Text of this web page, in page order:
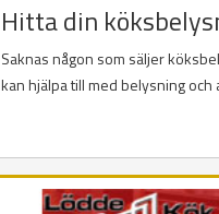
Hitta din
Saknas någon som säljer
kan hjälpa till med belysning